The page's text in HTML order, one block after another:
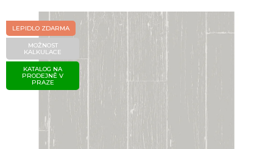
LEPIDLO ZDARMA
MOŽNOST
KALKULACE
KATALOG NA
PRODEJNĚ V
PRAZE